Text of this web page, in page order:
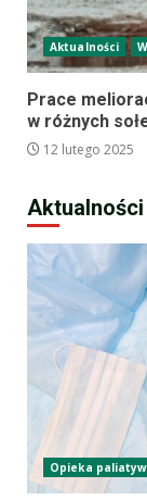
Aktualności
Prace
w różnych
12 lutego 2025
Aktualności
Opieka